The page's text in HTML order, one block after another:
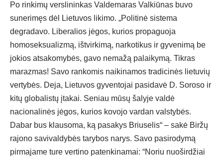
Po rinkimų verslininkas Valdemaras Valkiūnas buvo
sunerimęs dėl Lietuvos likimo. „Politinė sistema
degradavo. Liberalios jėgos, kurios propaguoja
homoseksualizmą, ištvirkimą, narkotikus ir gyvenimą be
jokios atsakomybės, gavo nemažą palaikymą. Tikras
marazmas! Savo rankomis naikinamos tradicinės lietuvių
vertybės. Deja, Lietuvos gyventojai pasidavė D. Soroso ir
kitų globalistų įtakai. Seniau mūsų šalyje valdė
nacionalinės jėgos, kurios kovojo vardan valstybės.
Dabar bus klausoma, ką pasakys Briuselis“ – sakė Biržų
rajono savivaldybės tarybos narys. Savo pasirodymą
pirmajame ture vertino patenkinamai: “Noriu nuoširdžiai